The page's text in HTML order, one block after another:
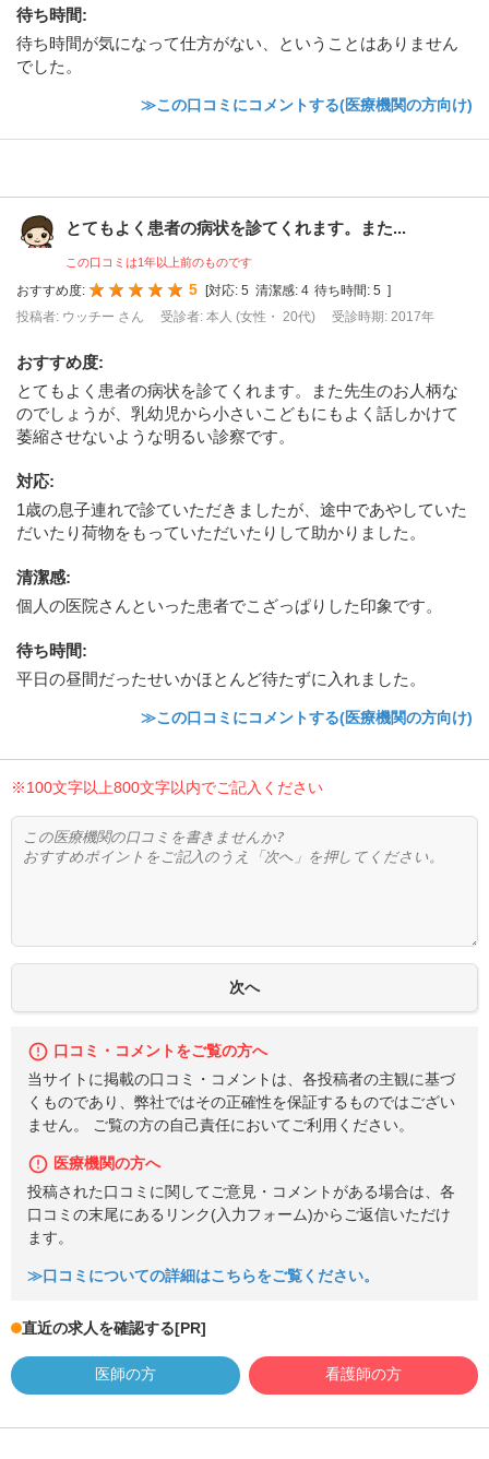
待ち時間:
待ち時間が気になって仕方がない、ということはありません
でした。
≫この口コミにコメントする(医療機関の方向け)
とてもよく患者の病状を診てくれます。また...
この口コミは1年以上前のものです
おすすめ度: 5 対応: 5 清潔感: 4 待ち時間: 5
投稿者: ウッチー さん
受診者: 本人 (女性・ 20代) 受診時期: 2017年
おすすめ度:
とてもよく患者の病状を診てくれます。また先生のお人柄な
のでしょうが、乳幼児から小さいこどもにもよく話しかけて
萎縮させないような明るい診察です。
対応:
1歳の息子連れで診ていただきましたが、途中であやしていた
だいたり荷物をもっていただいたりして助かりました。
清潔感:
個人の医院さんといった患者でこざっぱりした印象です。
待ち時間:
平日の昼間だったせいかほとんど待たずに入れました。
≫この口コミにコメントする(医療機関の方向け)
※100文字以上800文字以内でご記入ください
口コミ・コメントをご覧の方へ
当サイトに掲載の口コミ・コメントは、各投稿者の主観に基づ
くものであり、弊社ではその正確性を保証するものではござい
ません。 ご覧の方の自己責任においてご利用ください。
医療機関の方へ
投稿された口コミに関してご意見・コメントがある場合は、各
口コミの末尾にあるリンク(入力フォーム)からご返信いただけ
ます。
≫口コミについての詳細はこちらをご覧ください。
直近の求人を確認する[PR]
医師の方 看護師の方